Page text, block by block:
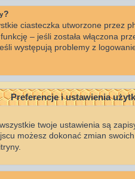
?
ciasteczka utworzone przez
– jeśli została włączona
występują problemy z
Preferencje i ustawienia
twoje ustawienia są
możesz dokonać zmian